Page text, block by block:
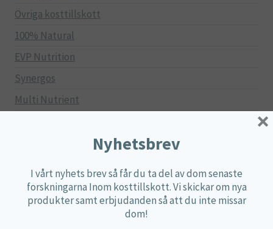
Övriga kosttillskott
100% Natural
EVP Nutrition
Synergos
Multi Nutrient
Kenkou Selfcare
Green Trade
Nyhetsbrev
I vårt nyhets brev så får du ta del av dom senaste
forskningarna Inom kosttillskott. Vi skickar om nya
produkter samt erbjudanden så att du inte missar
dom!
×